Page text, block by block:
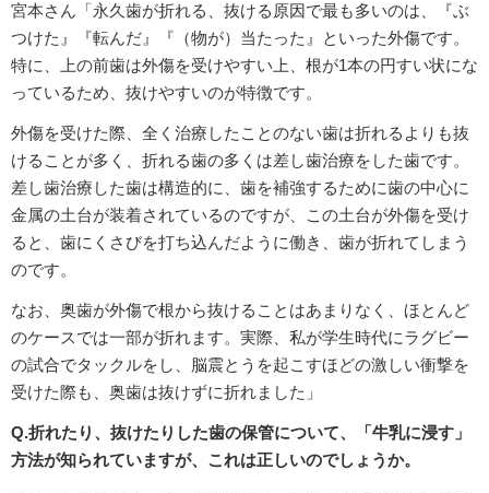
宮本さん「永久歯が折れる、抜ける原因で最も多いのは、『ぶ
つけた』『転んだ』『（物が）当たった』といった外傷です。
特に、上の前歯は外傷を受けやすい上、根が1本の円すい状にな
っているため、抜けやすいのが特徴です。
外傷を受けた際、全く治療したことのない歯は折れるよりも抜
けることが多く、折れる歯の多くは差し歯治療をした歯です。
差し歯治療した歯は構造的に、歯を補強するために歯の中心に
金属の土台が装着されているのですが、この土台が外傷を受け
ると、歯にくさびを打ち込んだように働き、歯が折れてしまう
のです。
なお、奥歯が外傷で根から抜けることはあまりなく、ほとんど
のケースでは一部が折れます。実際、私が学生時代にラグビー
の試合でタックルをし、脳震とうを起こすほどの激しい衝撃を
受けた際も、奥歯は抜けずに折れました」
Q.折れたり、抜けたりした歯の保管について、「牛乳に浸す」
方法が知られていますが、これは正しいのでしょうか。